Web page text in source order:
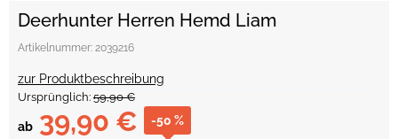
Deerhunter Herren Hemd Liam
Artikelnummer: 2039216
zur Produktbeschreibung
Ursprünglich: 59,90 €
ab 39,90 € -50 %